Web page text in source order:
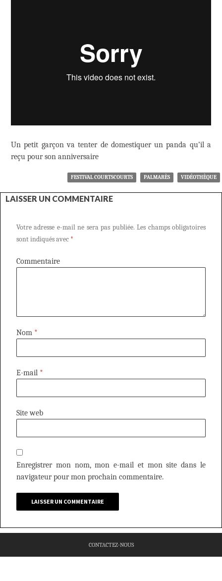
Un petit garçon va tenter de domestiquer un panda qu’il a
reçu pour son anniversaire
FESTIVAL COURTSCOURTS PALMARÈS VIDÉOTHÈQUE
LAISSER UN COMMENTAIRE
Votre adresse e-mail ne sera pas publiée. Les champs obligatoires
sont indiqués avec *
Commentaire
Nom *
E-mail *
Site web
Enregistrer mon nom, mon e-mail et mon site dans le
navigateur pour mon prochain commentaire.
CONTACTEZ-NOUS